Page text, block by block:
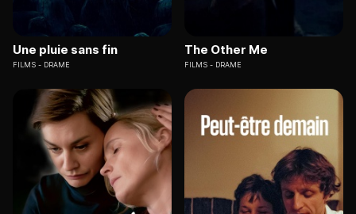
Une pluie sans fin
FILMS DRAME
The Other Me
FILMS DRAME